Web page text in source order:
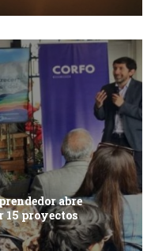
abre
15 proyectos